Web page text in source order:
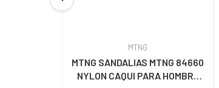
MTNG
MTNG SANDALIAS MTNG 84660
NYLON CAQUI PARA HOMBRE